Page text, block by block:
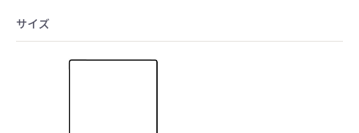
サイズ